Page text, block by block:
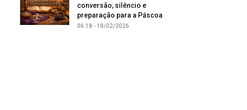
conversão, silêncio e
preparação para a Páscoa
06:18 - 18/02/2026